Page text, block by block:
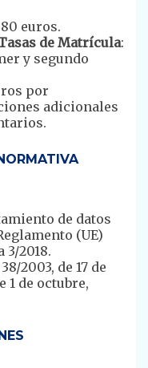
euros.
de Matrícula:
y segundo
por
adicionales
de datos
(UE)
3/2018.
2003, de 17 de
1 de octubre,